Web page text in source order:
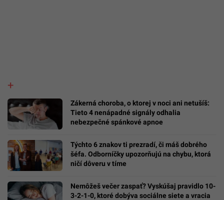
Zákerná choroba, o ktorej v noci ani netušíš:
Tieto 4 nenápadné signály odhalia
nebezpečné spánkové apnoe
Týchto 6 znakov ti prezradí, či máš dobrého
šéfa. Odborníčky upozorňujú na chybu, ktorá
ničí dôveru v tíme
Nemôžeš večer zaspať? Vyskúšaj pravidlo 10-
3-2-1-0, ktoré dobýva sociálne siete a vracia